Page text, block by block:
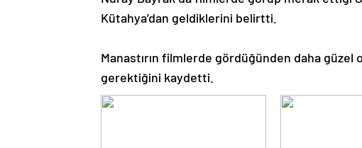
Kütahya’dan geldiklerini belirtti.
Manastırın filmlerde gördüğünden daha
gerektiğini kaydetti.